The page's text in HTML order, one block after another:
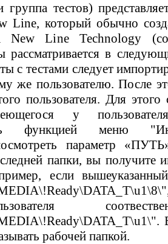
тестов)
Line, который обычно
Line Technology
рассматривается в
с тестами следует
же пользователю. После
пользователя. Для этого
у
функцией меню
параметр
папки, вы получите
если
.
рабочей папкой.